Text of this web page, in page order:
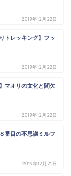
2019年12月22日
トレッキング】フッ
2019年12月22日
マオリの文化と間欠
2019年12月22日
番目の不思議ミルフ
2019年12月21日